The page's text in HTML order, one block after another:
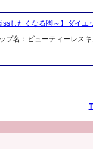
したくなる脚～】ダイエ
プ名：ビューティーレスキ